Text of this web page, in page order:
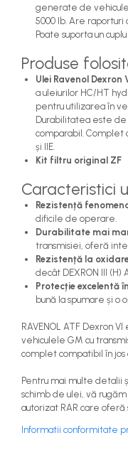
generate de
5000 lb. Are raporturi
Poate suporta un cuplu
Produse
Ulei Ravenol Dexron
a uleiurilor HC/HT
pentru utilizarea în
Durabilitatea este de
comparabil. Complet
și IIE.
Kit filtru original ZF
Caracteristici
Rezistență
dificile de operare.
Durabilitate mai
transmisiei, oferă
Rezistență la
decât DEXRON III (H)
Protecție excelentă
bună la spumare și o
RAVENOL ATF Dexron
vehiculele GM cu
complet compatibil în jos
Pentru mai multe detalii
schimb de ulei, vă rugăm
autorizat RAR care
Informatii conformitate